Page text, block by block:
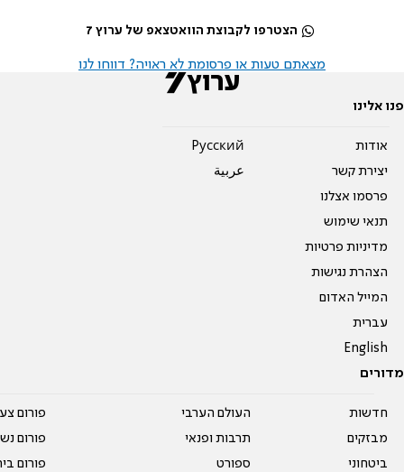
הצטרפו לקבוצת הוואטצאפ של ערוץ 7
מצאתם טעות או פרסומת לא ראויה? דווחו לנו
פנו אלינו
אודות
יצירת קשר
פרסמו אצלנו
תנאי שימוש
מדיניות פרטיות
הצהרת נגישות
המייל האדום
עברית
English
Pусский
عربية
מדורים
חדשות
מבזקים
ביטחוני
העולם הערבי
תרבות ופנאי
ספורט
פורום
פורום
פורום